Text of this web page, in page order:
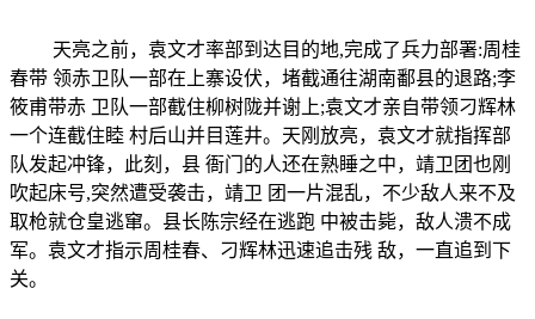
天亮之前，袁文才率部到达目的地,完成了兵力部署:周桂
春带 领赤卫队一部在上寨设伏，堵截通往湖南鄱县的退路;李
筱甫带赤 卫队一部截住柳树陇并谢上;袁文才亲自带领刁辉林
一个连截住睦 村后山并目莲井。天刚放亮，袁文才就指挥部
队发起冲锋，此刻，县 衙门的人还在熟睡之中，靖卫团也刚
吹起床号,突然遭受袭击，靖卫 团一片混乱，不少敌人来不及
取枪就仓皇逃窜。县长陈宗经在逃跑 中被击毙，敌人溃不成
军。袁文才指示周桂春、刁辉林迅速追击残 敌，一直追到下
关。